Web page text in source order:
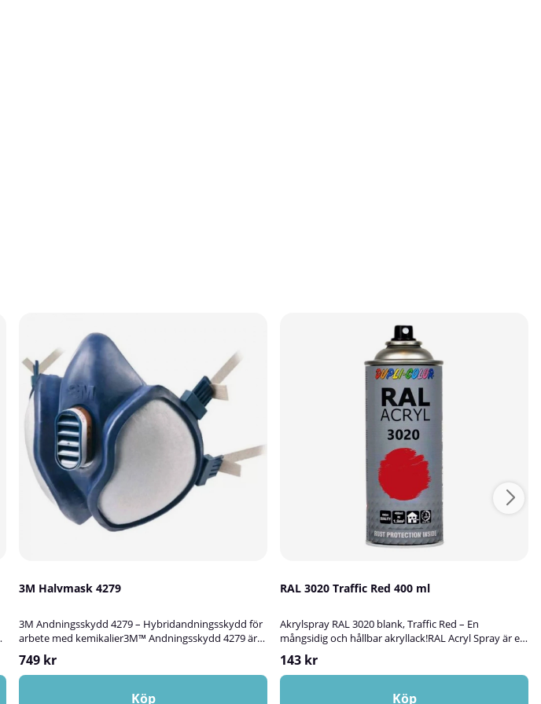
3M Halvmask 4279
3M Andningsskydd 4279 – Hybridandningsskydd för
arbete med kemikalier3M™ Andningsskydd 4279 är
ett underhållsfritt hybridandningsskydd med
halvmask som ger ett pålitligt skydd vid arbete med
kemikalier. Det används tills det blir skadat,
partikelfiltren är igentäppta eller gasfiltren är
749 kr
Köp
RAL 3020 Traffic Red 400 ml
Akrylspray RAL 3020 blank, Traffic Red – En
mångsidig och hållbar akryllack!RAL Acryl Spray är en
högkvalitativ akryllack som är perfekt för att
bättringsmåla, skydda och dekorera ytor av metall,
aluminium, trä, glas, sten och olika typer av plast.
Akryllacken kan användas för både inom- och
143 kr
Köp